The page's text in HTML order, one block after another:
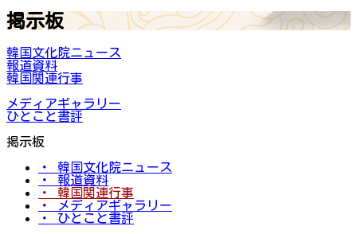
掲示板
韓国文化院ニュース
報道資料
韓国関連行事
メディアギャラリー
ひとこと書評
掲示板
・ 韓国文化院ニュース
・ 報道資料
・ 韓国関連行事
・ メディアギャラリー
・ ひとこと書評